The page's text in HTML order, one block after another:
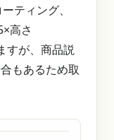
ティング、
高さ
すが、商品説
もあるため取